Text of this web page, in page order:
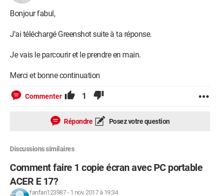
Bonjour fabul,
J'ai téléchargé Greenshot suite à ta réponse.
Je vais le parcourir et le prendre en main.
Merci et bonne continuation
Commenter 1
Répondre Posez votre question
Discussions similaires
Comment faire 1 copie écran avec PC portable
ACER E 17?
fanfan123987- 1 nov. 2017 à 19:34